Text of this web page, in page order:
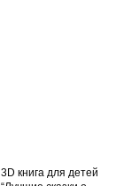
3D книга для детей